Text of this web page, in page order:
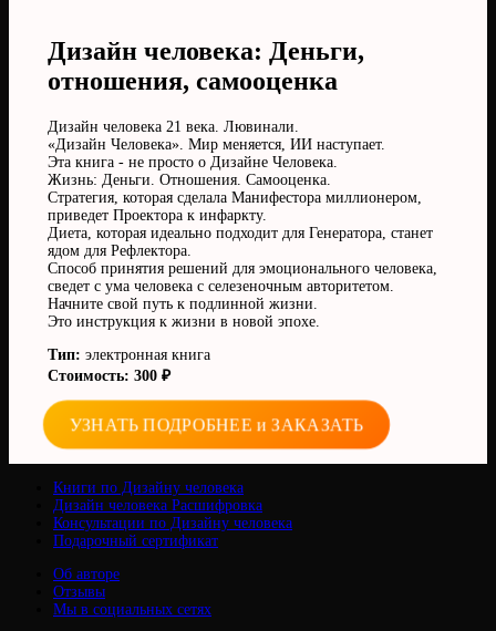
Дизайн человека: Деньги,
отношения, самооценка
Дизайн человека 21 века. Лювинали.
«Дизайн Человека». Мир меняется, ИИ наступает.
Эта книга - не просто о Дизайне Человека.
Жизнь: Деньги. Отношения. Самооценка.
Стратегия, которая сделала Манифестора миллионером,
приведет Проектора к инфаркту.
Диета, которая идеально подходит для Генератора, станет
ядом для Рефлектора.
Способ принятия решений для эмоционального человека,
сведет с ума человека с селезеночным авторитетом.
Начните свой путь к подлинной жизни.
Это инструкция к жизни в новой эпохе.
Тип: электронная книга
Стоимость: 300 ₽
УЗНАТЬ ПОДРОБНЕЕ и ЗАКАЗАТЬ
Книги по Дизайну человека
Дизайн человека Расшифровка
Консультации по Дизайну человека
Подарочный сертификат
Об авторе
Отзывы
Мы в социальных сетях